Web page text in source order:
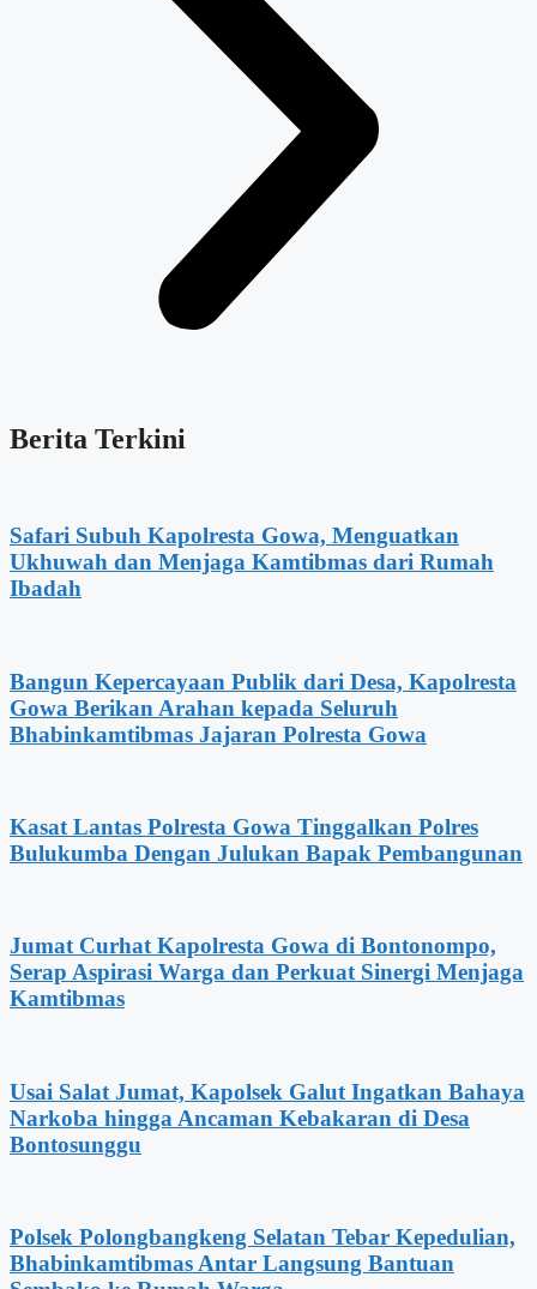
Berita Terkini
Safari Subuh Kapolresta Gowa, Menguatkan
Ukhuwah dan Menjaga Kamtibmas dari Rumah
Ibadah
Bangun Kepercayaan Publik dari Desa, Kapolresta
Gowa Berikan Arahan kepada Seluruh
Bhabinkamtibmas Jajaran Polresta Gowa
Kasat Lantas Polresta Gowa Tinggalkan Polres
Bulukumba Dengan Julukan Bapak Pembangunan
Jumat Curhat Kapolresta Gowa di Bontonompo,
Serap Aspirasi Warga dan Perkuat Sinergi Menjaga
Kamtibmas
Usai Salat Jumat, Kapolsek Galut Ingatkan Bahaya
Narkoba hingga Ancaman Kebakaran di Desa
Bontosunggu
Polsek Polongbangkeng Selatan Tebar Kepedulian,
Bhabinkamtibmas Antar Langsung Bantuan